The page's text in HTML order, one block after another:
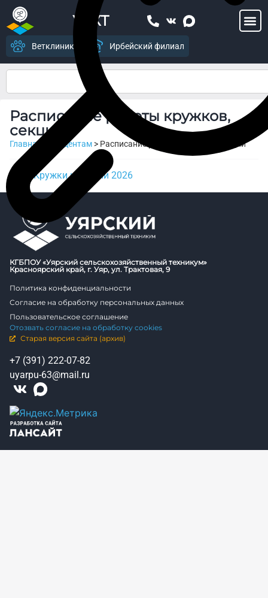
УСХТ
Ветклиника Ирбейский филиал
Расписание работы кружков,
секций
Главная Студентам > Расписание работы кружков, секций
Кружки и секции 2026
КГБПОУ «Уярский сельскохозяйственный техникум»
Красноярский край, г. Уяр, ул. Трактовая, 9
Политика конфиденциальности
Согласие на обработку персональных данных
Пользовательское соглашение
Отозвать согласие на обработку cookies
Старая версия сайта (архив)
+7 (391) 222-07-82
uyarpu-63@mail.ru